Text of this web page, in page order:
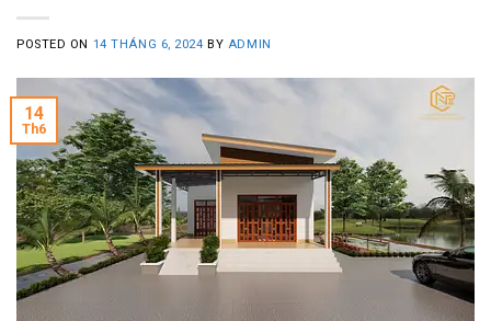
POSTED ON 14 THÁNG 6, 2024 BY ADMIN
14
Th6